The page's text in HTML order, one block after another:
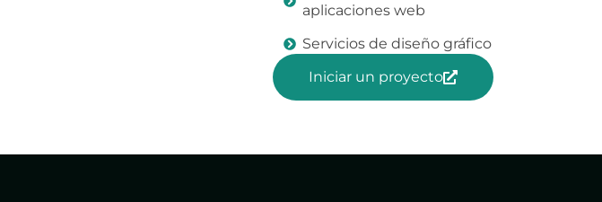
aplicaciones web
Servicios de diseño gráfico
Iniciar un proyecto